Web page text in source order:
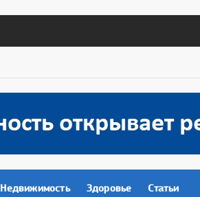
Недвижимость Здоровье Статьи